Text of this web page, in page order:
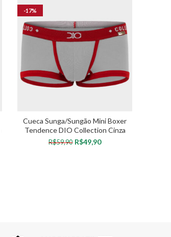
-17%
Cueca Sunga/Sungão Mini Boxer
Tendence DIO Collection Cinza
R$59,90 R$49,90